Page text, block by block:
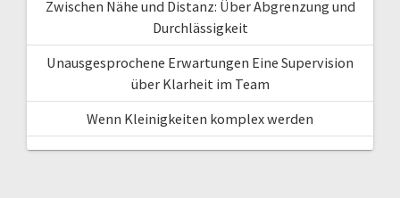
Zwischen Nähe und Distanz: Über Abgrenzung und
Durchlässigkeit
Unausgesprochene Erwartungen Eine Supervision
über Klarheit im Team
Wenn Kleinigkeiten komplex werden